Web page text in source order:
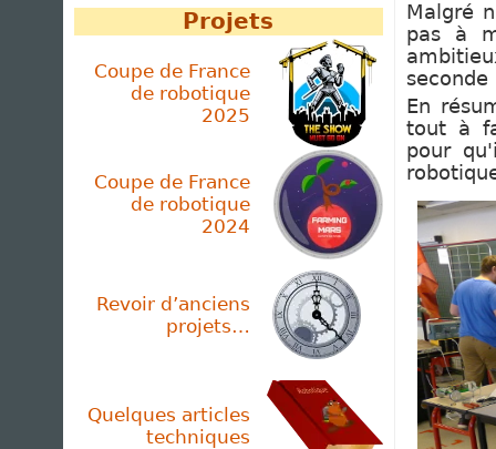
Projets
Coupe de France
de robotique
2025
Coupe de France
de robotique
2024
Revoir d’anciens
projets…
Quelques articles
techniques
Malgré
pas à
seconde
En
tout à
pour